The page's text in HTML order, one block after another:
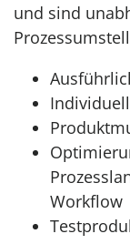
und sind
Workflow